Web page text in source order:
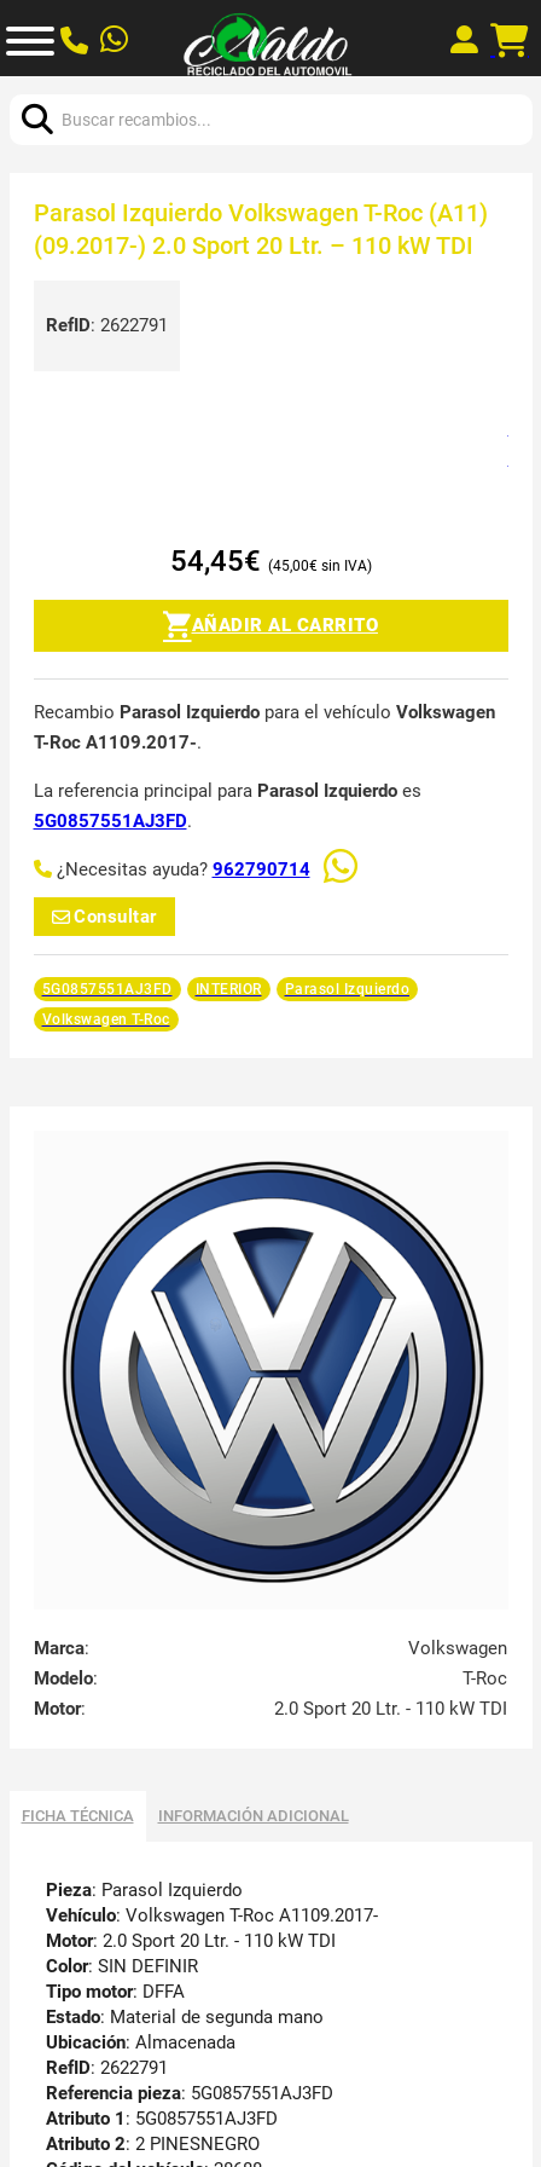
Parasol Izquierdo Volkswagen T-Roc (A11)
(09.2017-) 2.0 Sport 20 Ltr. – 110 kW TDI
RefID: 2622791
54,45€ 45,00€
AÑADIR AL CARRITO
Recambio Parasol Izquierdopara el vehículo Volkswagen
T-Roc A1109.2017-.
La referencia principal para Parasol Izquierdoes
5G0857551AJ3FD.
¿Necesitas ayuda? 962790714
Consultar
5G0857551AJ3FD INTERIOR
Parasol Izquierdo
Volkswagen T-Roc
Marca:
Volkswagen
Modelo:
T-Roc
Motor: 2.0 Sport 20 Ltr. - 110 kW TDI
FICHA TÉCNICA INFORMACIÓN ADICIONAL
Pieza: Parasol Izquierdo
Vehículo: Volkswagen T-Roc A1109.2017-
Motor: 2.0 Sport 20 Ltr. - 110 kW TDI
Color: SIN DEFINIR
Tipo motor: DFFA
Estado: Material de segunda mano
Ubicación: Almacenada
RefID: 2622791
Referencia pieza: 5G0857551AJ3FD
Atributo 1 : 5G0857551AJ3FD
Atributo 2: 2 PINESNEGRO